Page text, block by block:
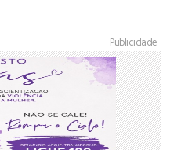
Publicidade